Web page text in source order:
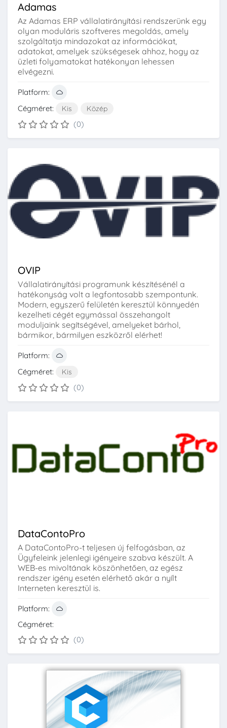
Adamas
Az Adamas ERP vállalatirányítási rendszerünk egy
olyan moduláris szoftveres megoldás, amely
szolgáltatja mindazokat az információkat,
adatokat, amelyek szükségesek ahhoz, hogy az
üzleti folyamatokat hatékonyan lehessen
elvégezni.
Platform:
Cégméret:
Kis Közép
(0)
OVIP
Vállalatirányítási programunk készítésénél a
hatékonyság volt a legfontosabb szempontunk.
Modern, egyszerű felületén keresztül könnyedén
kezelheti cégét egymással összehangolt
moduljaink segítségével, amelyeket bárhol,
bármikor, bármilyen eszközről elérhet!
Platform:
Cégméret:
Kis
(0)
DataContoPro
A DataContoPro-t teljesen új felfogásban, az
Ügyfeleink jelenlegi igényeire szabva készült. A
WEB-es mivoltának köszönhetően, az egész
rendszer igény esetén elérhető akár a nyílt
Interneten keresztül is.
Platform:
Cégméret:
(0)